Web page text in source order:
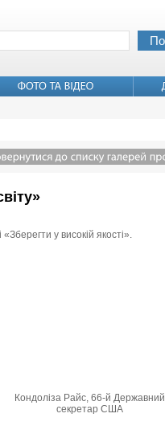
у високій якості».
Кондоліза Райс, 66-й Державний
секретар США